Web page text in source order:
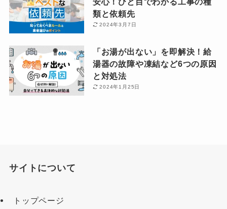
類と依頼先
2024年3月7日
「お湯が出ない」を即解決！給
湯器の故障や凍結など6つの原因
と対処法
2024年1月25日
サイトについて
トップページ